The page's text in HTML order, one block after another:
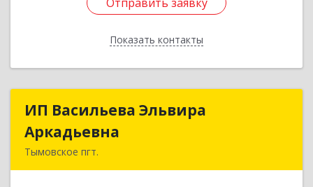
Показать контакты
Назад
ИП Васильева Эльвира
Аркадьевна
Тымовское пгт.
ИП Васильева Эльвира